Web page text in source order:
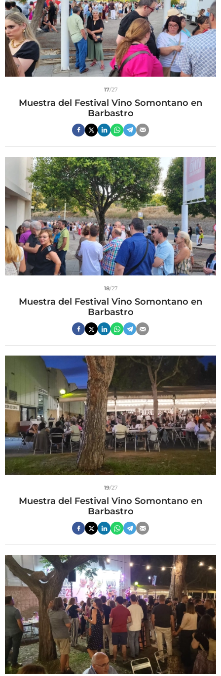
17/27
Muestra del Festival Vino Somontano en
Barbastro
18/27
Muestra del Festival Vino Somontano en
Barbastro
19/27
Muestra del Festival Vino Somontano en
Barbastro